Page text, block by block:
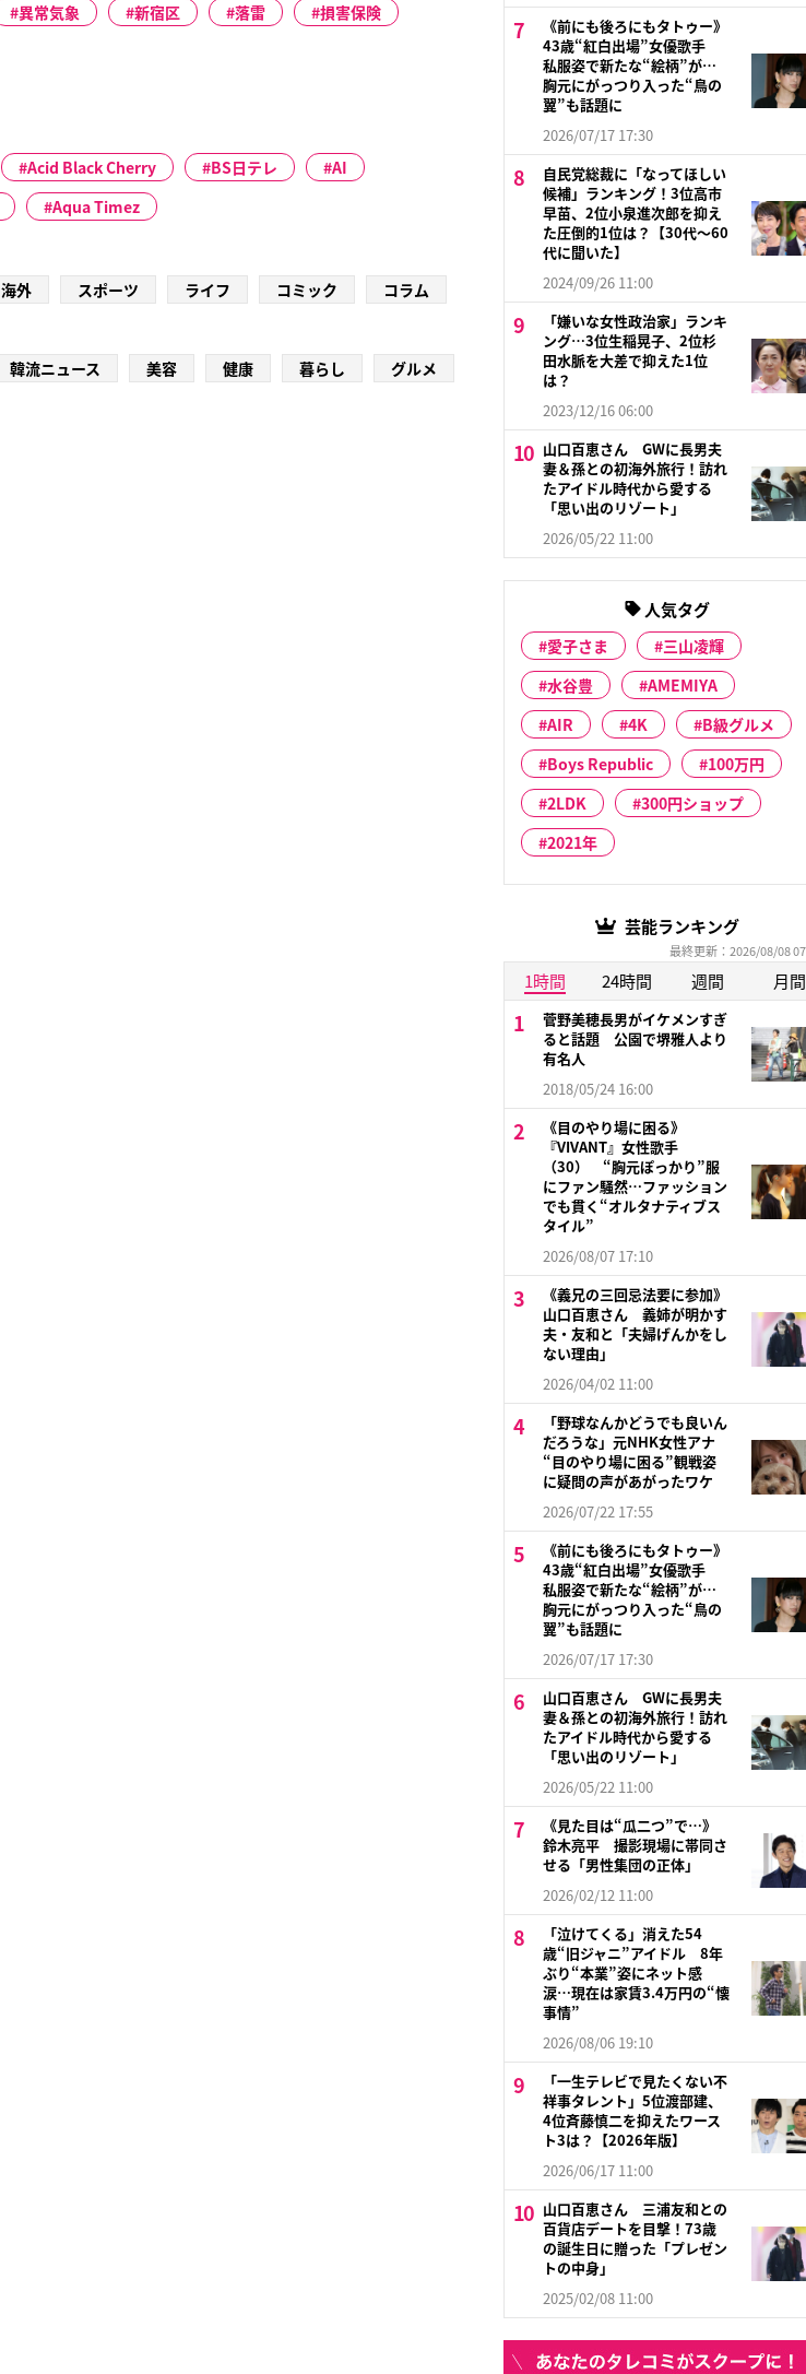
異常気象 新宿区 落雷
損害保険
Acid Black Cherry BS日テレ
AI
Aqua Timez
海外 スポーツ ライフ コミック
コラム
韓流ニュース 美容 健康 暮らし グルメ
《前にも後ろにもタトゥー》
43歳“紅白出場”女優歌手
私服姿で新たな“絵柄”が…
胸元にがっつり入った“鳥の
翼”も話題に
2026/07/17 17:30
自民党総裁に「なってほしい
候補」ランキング！3位高市
早苗、2位小泉進次郎を抑え
た圧倒的1位は？【30代〜60
代に聞いた】
2024/09/26 11:00
「嫌いな女性政治家」ランキ
ング…3位生稲晃子、2位杉
田水脈を大差で抑えた1位
は？
2023/12/16 06:00
山口百恵さん GWに長男夫
妻＆孫との初海外旅行！訪れ
たアイドル時代から愛する
「思い出のリゾート」
2026/05/22 11:00
人気タグ
愛子さま
三山凌輝
水谷豊
AMEMIYA
AIR
4K
B級グルメ
Boys Republic
100万円
2LDK
300円ショップ
2021年
芸能ランキング
最終更新：2026/08/08
1時間 24時間 週間 月間
菅野美穂長男がイケメンすぎ
ると話題 公園で堺雅人より
有名人
2018/05/24 16:00
《目のやり場に困る》
『VIVANT』女性歌手
（30） “胸元ぽっかり”服
にファン騒然…ファッション
でも貫く“オルタナティブス
タイル”
2026/08/07 17:10
《義兄の三回忌法要に参加》
山口百恵さん 義姉が明かす
夫・友和と「夫婦げんかをし
ない理由」
2026/04/02 11:00
「野球なんかどうでも良いん
だろうな」元NHK女性アナ
“目のやり場に困る”観戦姿
に疑問の声があがったワケ
2026/07/22 17:55
《前にも後ろにもタトゥー》
43歳“紅白出場”女優歌手
私服姿で新たな“絵柄”が…
胸元にがっつり入った“鳥の
翼”も話題に
2026/07/17 17:30
山口百恵さん GWに長男夫
妻＆孫との初海外旅行！訪れ
たアイドル時代から愛する
「思い出のリゾート」
2026/05/22 11:00
《見た目は“瓜二つ”で…》
鈴木亮平 撮影現場に帯同さ
せる「男性集団の正体」
2026/02/12 11:00
「泣けてくる」消えた54
歳“旧ジャニ”アイドル 8年
ぶり“本業”姿にネット感
涙…現在は家賃3.4万円の“懐
事情”
2026/08/06 19:10
「一生テレビで見たくない不
祥事タレント」5位渡部建、
4位斉藤慎二を抑えたワース
ト3は？【2026年版】
2026/06/17 11:00
山口百恵さん 三浦友和との
百貨店デートを目撃！73歳
の誕生日に贈った「プレゼン
トの中身」
2025/02/08 11:00